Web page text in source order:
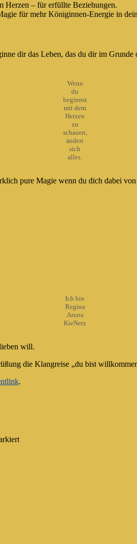
Herzen – für erfüllte Beziehungen.
für mehr Königinnen-Energie in
dir das Leben, das du dir im Grunde
Wenn
du
beginnst
mit dem
Herzen
zu
schauen,
ändert
sich
alles.
pure Magie wenn du dich dabei
Ich bin
Regina
Aruna
KieNetz
will.
die Klangreise „du bist
.